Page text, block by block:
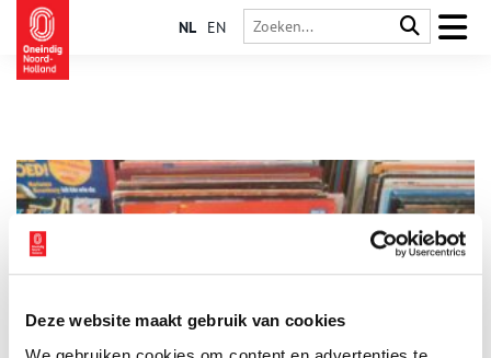
Deze website maakt gebruik van cookies
NL EN